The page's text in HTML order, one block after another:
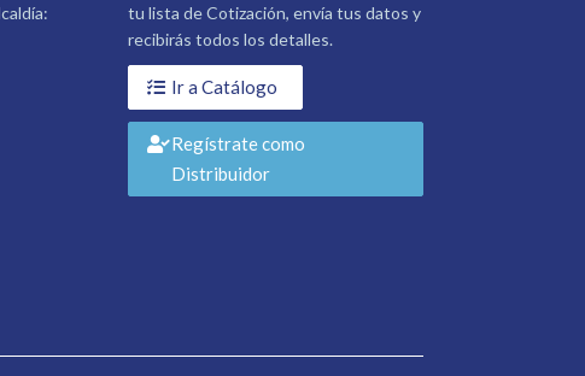
tu lista de Cotización, envía tus datos y
recibirás todos los detalles.
Ir a Catálogo
Regístrate como
Distribuidor